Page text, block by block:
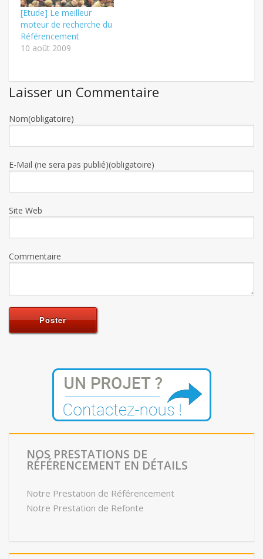
[Etude] Le meilleur
moteur de recherche du
Référencement
10 août 2009
Laisser un Commentaire
Nom(obligatoire)
E-Mail (ne sera pas publié)(obligatoire)
Site Web
Commentaire
NOS PRESTATIONS DE
RÉFÉRENCEMENT EN DÉTAILS
Notre Prestation de Référencement
Notre Prestation de Refonte